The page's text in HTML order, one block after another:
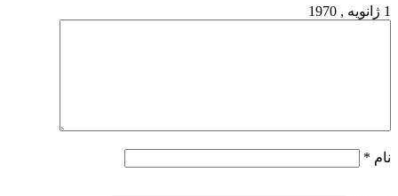
1 ژانویه , 1970
نام *